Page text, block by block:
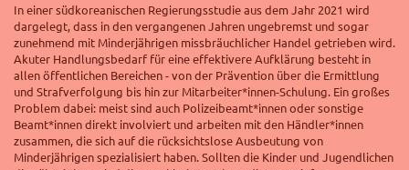
In einer südkoreanischen Regierungsstudie aus dem Jahr 2021 wird
dargelegt, dass in den vergangenen Jahren ungebremst und sogar
zunehmend mit Minderjährigen missbräuchlicher Handel getrieben wird.
Akuter Handlungsbedarf für eine effektivere Aufklärung besteht in
allen öffentlichen Bereichen - von der Prävention über die Ermittlung
und Strafverfolgung bis hin zur Mitarbeiter*innen-Schulung. Ein großes
Problem dabei: meist sind auch Polizeibeamt*innen oder sonstige
Beamt*innen direkt involviert und arbeiten mit den Händler*innen
zusammen, die sich auf die rücksichtslose Ausbeutung von
Minderjährigen spezialisiert haben. Sollten die Kinder und Jugendlichen